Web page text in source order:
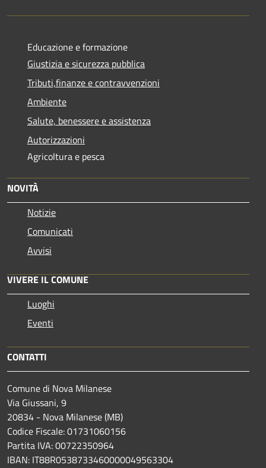
Educazione e formazione
Giustizia e sicurezza pubblica
Tributi,finanze e contravvenzioni
Ambiente
Salute, benessere e assistenza
Autorizzazioni
Agricoltura e pesca
NOVITÀ
Notizie
Comunicati
Avvisi
VIVERE IL COMUNE
Luoghi
Eventi
CONTATTI
Comune di Nova Milanese
Via Giussani, 9
20834 - Nova Milanese (MB)
Codice Fiscale: 01731060156
Partita IVA: 00722350964
IBAN: IT88R0538733460000049563304